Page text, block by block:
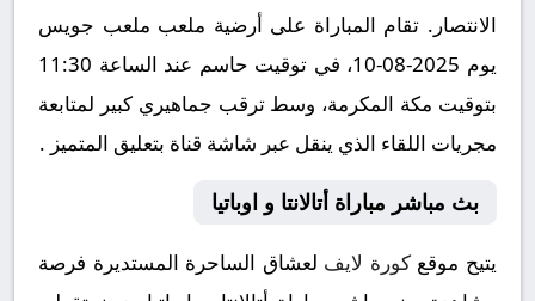
الانتصار. تقام المباراة على أرضية ملعب ملعب جويس
يوم 2025-08-10، في توقيت حاسم عند الساعة 11:30
بتوقيت مكة المكرمة، وسط ترقب جماهيري كبير لمتابعة
مجريات اللقاء الذي ينقل عبر شاشة قناة بتعليق المتميز .
بث مباشر مباراة أتالانتا و اوباتيا
يتيح موقعكورة لايف لعشاق الساحرة المستديرة فرصة